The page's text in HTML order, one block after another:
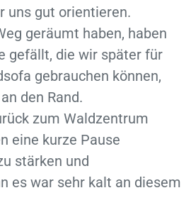
uns gut orientieren.
geräumt haben, haben
gefällt, die wir später für
gebrauchen können,
den Rand.
zum Waldzentrum
eine kurze Pause
stärken und
es war sehr kalt an diesem